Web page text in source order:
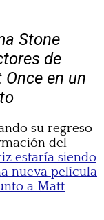
Stone
de
en un
su regreso
del
estaría siendo
nueva película
a Matt